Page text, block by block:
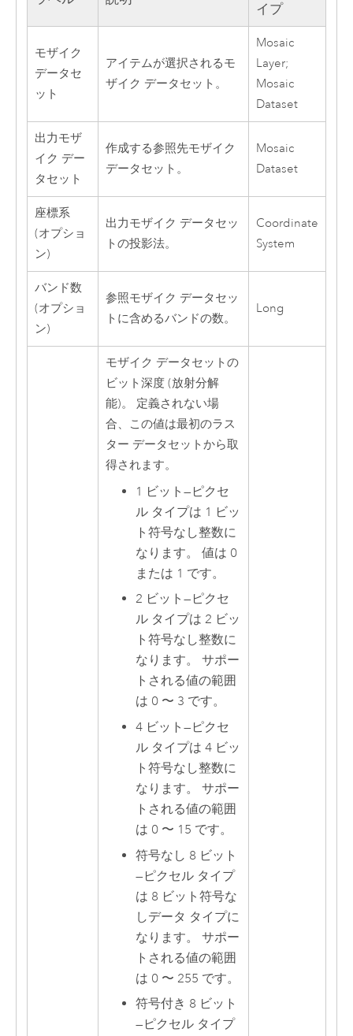
イプ
モザイク
データセ
ット
アイテムが選択されるモ
ザイク データセット。
Mosaic
Layer;
Mosaic
Dataset
出力モザ
イク デー
タセット
作成する参照先モザイク
データセット。
Mosaic
Dataset
座標系
(オプショ
ン)
出力モザイク データセッ
トの投影法。
Coordinate
System
バンド数
(オプショ
ン)
参照モザイク データセッ
トに含めるバンドの数。
Long
モザイク データセットの
ビット深度 (放射分解
能)。 定義されない場
合、この値は最初のラス
ター データセットから取
得されます。
1 ビット— ピクセ
ル タイプは 1 ビッ
ト符号なし整数に
なります。 値は 0
または 1 です。
2 ビット— ピクセ
ル タイプは 2 ビッ
ト符号なし整数に
なります。 サポー
トされる値の範囲
は 0 〜 3 です。
4 ビット— ピクセ
ル タイプは 4 ビッ
ト符号なし整数に
なります。 サポー
トされる値の範囲
は 0 〜 15 です。
符号なし 8 ビット
— ピクセル タイプ
は 8 ビット符号な
しデータ タイプに
なります。 サポー
トされる値の範囲
は 0 〜 255 です。
符号付き 8 ビット
— ピクセル タイプ